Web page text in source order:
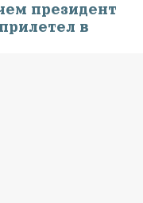
президент
в